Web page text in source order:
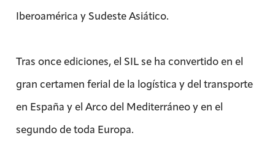
Iberoamérica y Sudeste Asiático.
Tras once ediciones, el SIL se ha convertido en el
gran certamen ferial de la logística y del transporte
en España y el Arco del Mediterráneo y en el
segundo de toda Europa.